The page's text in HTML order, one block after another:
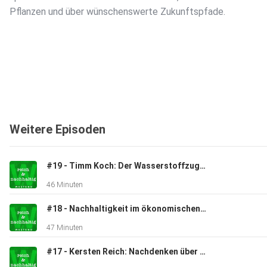
Pflanzen und über wünschenswerte Zukunftspfade.
Weitere Episoden
#19 - Timm Koch: Der Wasserstoffzug rollt
46 Minuten
#18 - Nachhaltigkeit im ökonomischen Kampf der Nationen in der Gegenwart
47 Minuten
#17 - Kersten Reich: Nachdenken über Reich & Nachhaltig